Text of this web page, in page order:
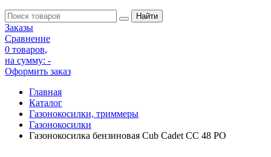
Заказы
Сравнение
0 товаров,
на сумму: -
Оформить заказ
Главная
Каталог
Газонокосилки, триммеры
Газонокосилки
Газонокосилка бензиновая Cub Cadet CC 48 PO